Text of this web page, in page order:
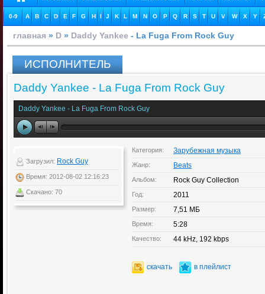
0-9 A B C D E F G H I J K L M N O P Q R S T U V W X Y
главная » D » Daddy Yankee - La Fuga From Rock Guy
ИСПОЛНИТЕЛЬ
Daddy Yankee - La Fuga From Rock Guy
Daddy Yankee - La Fuga From Rock Guy
Загрузил: Rock Guy
Время: 2012-08-02 12:16:23
Скачано: 70
Категория: Зарубежная музыка
Жанр: Beats
Альбом: Rock Guy Collection
Год: 2011
Размер: 7,51 МБ
Время: 5:28
Качество: 44 kHz, 192 kbps
скачать в плейлист